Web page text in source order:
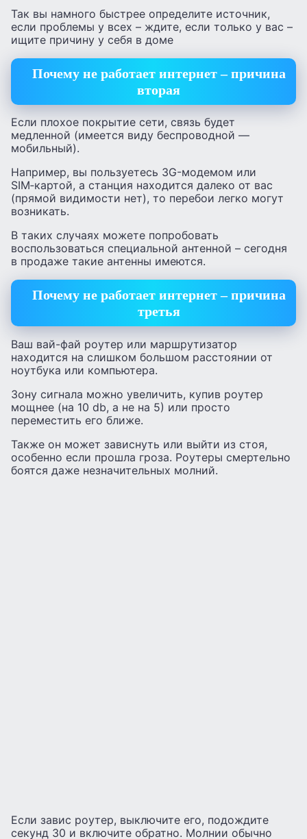
Так вы намного быстрее определите источник,
если проблемы у всех – ждите, если только у вас –
ищите причину у себя в доме
Почему не работает интернет – причина
вторая
Если плохое покрытие сети, связь будет
медленной (имеется виду беспроводной —
мобильный).
Например, вы пользуетесь 3G-модемом или
SIM‑картой, а станция находится далеко от вас
(прямой видимости нет), то перебои легко могут
возникать.
В таких случаях можете попробовать
воспользоваться специальной антенной – сегодня
в продаже такие антенны имеются.
Почему не работает интернет – причина
третья
Ваш вай-фай роутер или маршрутизатор
находится на слишком большом расстоянии от
ноутбука или компьютера.
Зону сигнала можно увеличить, купив роутер
мощнее (на 10 db, а не на 5) или просто
переместить его ближе.
Также он может зависнуть или выйти из стоя,
особенно если прошла гроза. Роутеры смертельно
боятся даже незначительных молний.
Если завис роутер, выключите его, подождите
секунд 30 и включите обратно. Молнии обычно